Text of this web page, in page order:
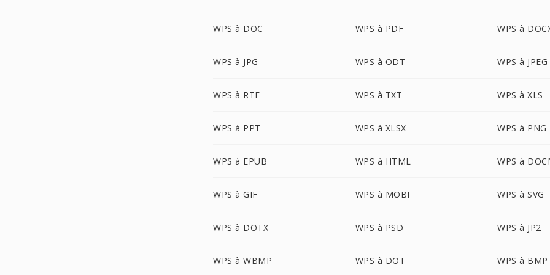
WPS à DOC WPS à PDF WPS à
WPS à JPG WPS à ODT WPS à JPEG
WPS à RTF WPS à TXT WPS à XLS
WPS à PPT WPS à XLSX WPS à PNG
WPS à EPUB WPS à HTML WPS à
WPS à GIF WPS à MOBI WPS à SVG
WPS à DOTX WPS à PSD WPS à JP2
WPS à WBMP WPS à DOT WPS à BMP